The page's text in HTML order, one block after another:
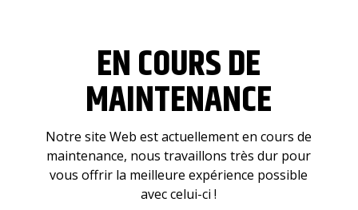
EN COURS DE
MAINTENANCE
Notre site Web est actuellement en cours de
maintenance, nous travaillons très dur pour
vous offrir la meilleure expérience possible
avec celui-ci !